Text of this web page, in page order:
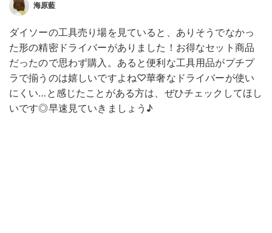
海原藍
ダイソーの工具売り場を見ていると、ありそうでなかっ
た形の精密ドライバーがありました！お得なセット商品
だったので思わず購入。あると便利な工具用品がプチプ
ラで揃うのは嬉しいですよね♡華奢なドライバーが使い
にくい…と感じたことがある方は、ぜひチェックしてほし
いです◎早速見ていきましょう♪